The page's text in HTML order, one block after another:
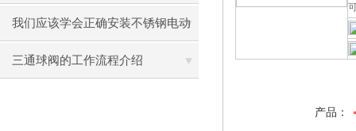
之处
我们应该学会正确安装不锈钢电动
蝶阀
三通球阀的工作流程介绍
产品：